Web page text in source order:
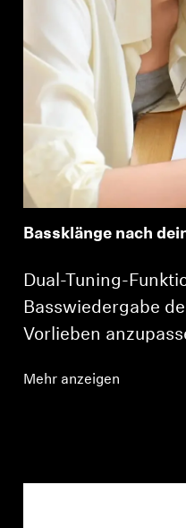
Bassklänge nach
Dual-Tuning-
Basswiedergabe
Vorlieben
Mehr anzeigen